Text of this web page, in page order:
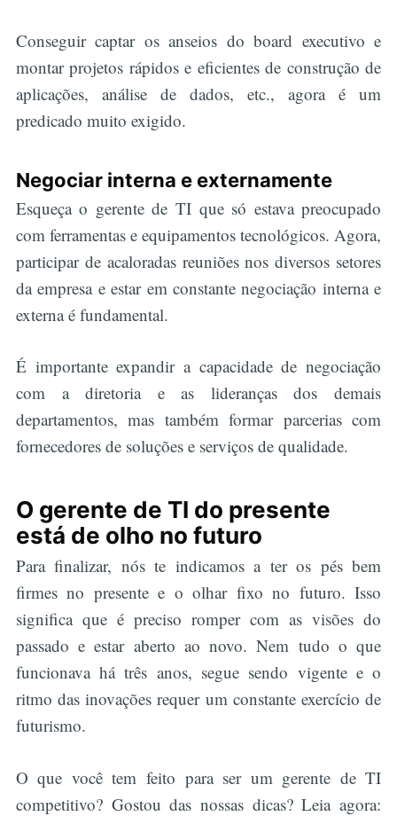
Conseguir captar os anseios do board executivo e
montar projetos rápidos e eficientes de construção de
aplicações, análise de dados, etc., agora é um
predicado muito exigido.
Negociar interna e externamente
Esqueça o gerente de TI que só estava preocupado
com ferramentas e equipamentos tecnológicos. Agora,
participar de acaloradas reuniões nos diversos setores
da empresa e estar em constante negociação interna e
externa é fundamental.
É importante expandir a capacidade de negociação
com a diretoria e as lideranças dos demais
departamentos, mas também formar parcerias com
fornecedores de soluções e serviços de qualidade.
O gerente de TI do presente
está de olho no futuro
Para finalizar, nós te indicamos a ter os pés bem
firmes no presente e o olhar fixo no futuro. Isso
significa que é preciso romper com as visões do
passado e estar aberto ao novo. Nem tudo o que
funcionava há três anos, segue sendo vigente e o
ritmo das inovações requer um constante exercício de
futurismo.
O que você tem feito para ser um gerente de TI
competitivo? Gostou das nossas dicas? Leia agora: